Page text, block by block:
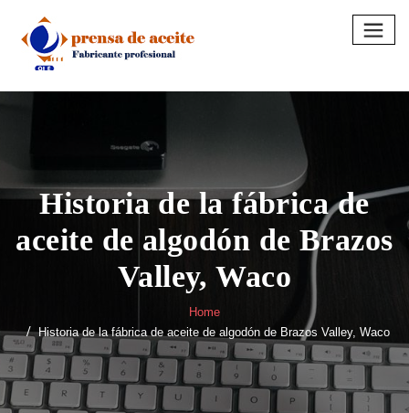
content
Historia de la fábrica de
aceite de algodón de Brazos
Valley, Waco
Home
Historia de la fábrica de aceite de algodón de Brazos Valley, Waco